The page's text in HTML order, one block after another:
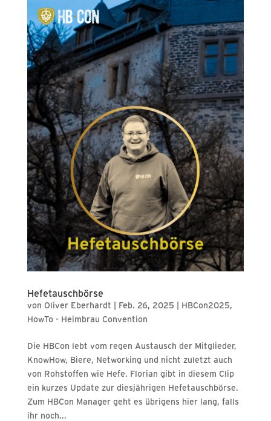
Hefetauschbörse
von Oliver Eberhardt Feb. 26, 2025 HBCon2025,
HowTo - Heimbrau Convention
Die HBCon lebt vom regen Austausch der Mitglieder,
KnowHow, Biere, Networking und nicht zuletzt auch
von Rohstoffen wie Hefe. Florian gibt in diesem Clip
ein kurzes Update zur diesjährigen Hefetauschbörse.
Zum HBCon Manager geht es übrigens hier lang, falls
ihr noch...